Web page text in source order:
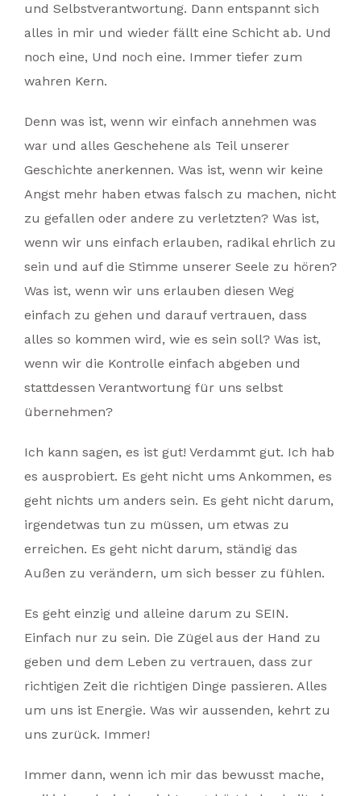
und Selbstverantwortung. Dann entspannt sich
alles in mir und wieder fällt eine Schicht ab. Und
noch eine, Und noch eine. Immer tiefer zum
wahren Kern.
Denn was ist, wenn wir einfach annehmen was
war und alles Geschehene als Teil unserer
Geschichte anerkennen. Was ist, wenn wir keine
Angst mehr haben etwas falsch zu machen, nicht
zu gefallen oder andere zu verletzten? Was ist,
wenn wir uns einfach erlauben, radikal ehrlich zu
sein und auf die Stimme unserer Seele zu hören?
Was ist, wenn wir uns erlauben diesen Weg
einfach zu gehen und darauf vertrauen, dass
alles so kommen wird, wie es sein soll? Was ist,
wenn wir die Kontrolle einfach abgeben und
stattdessen Verantwortung für uns selbst
übernehmen?
Ich kann sagen, es ist gut! Verdammt gut. Ich hab
es ausprobiert. Es geht nicht ums Ankommen, es
geht nichts um anders sein. Es geht nicht darum,
irgendetwas tun zu müssen, um etwas zu
erreichen. Es geht nicht darum, ständig das
Außen zu verändern, um sich besser zu fühlen.
Es geht einzig und alleine darum zu SEIN.
Einfach nur zu sein. Die Zügel aus der Hand zu
geben und dem Leben zu vertrauen, dass zur
richtigen Zeit die richtigen Dinge passieren. Alles
um uns ist Energie. Was wir aussenden, kehrt zu
uns zurück. Immer!
Immer dann, wenn ich mir das bewusst mache,